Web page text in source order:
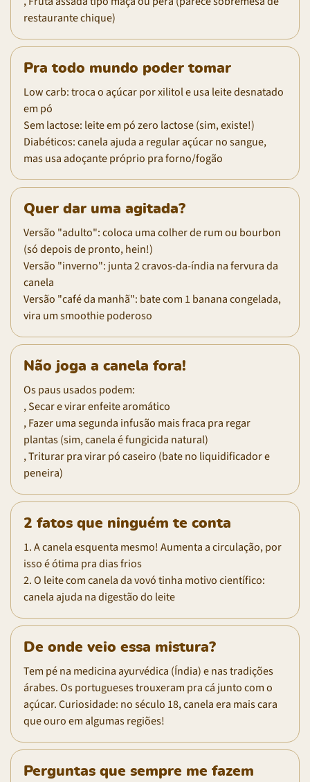
restaurante chique)
Pra todo mundo poder tomar
Low carb: troca o açúcar por xilitol e usa leite desnatado
em pó
Sem lactose: leite em pó zero lactose (sim, existe!)
Diabéticos: canela ajuda a regular açúcar no sangue,
mas usa adoçante próprio pra forno/fogão
Quer dar uma agitada?
Versão "adulto": coloca uma colher de rum ou bourbon
(só depois de pronto, hein!)
Versão "inverno": junta 2 cravos-da-índia na fervura da
canela
Versão "café da manhã": bate com 1 banana congelada,
vira um smoothie poderoso
Não joga a canela fora!
Os paus usados podem:
, Secar e virar enfeite aromático
, Fazer uma segunda infusão mais fraca pra regar
plantas (sim, canela é fungicida natural)
, Triturar pra virar pó caseiro (bate no liquidificador e
peneira)
2 fatos que ninguém te conta
1. A canela esquenta mesmo! Aumenta a circulação, por
isso é ótima pra dias frios
2. O leite com canela da vovó tinha motivo científico:
canela ajuda na digestão do leite
De onde veio essa mistura?
Tem pé na medicina ayurvédica (Índia) e nas tradições
árabes. Os portugueses trouxeram pra cá junto com o
açúcar. Curiosidade: no século 18, canela era mais cara
que ouro em algumas regiões!
Perguntas que sempre me fazem